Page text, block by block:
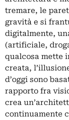
tremare, le
gravità e si
digitalmente,
(artificiale,
qualcosa mette
creata,
d’oggi sono
rapporto fra
crea
continuamente